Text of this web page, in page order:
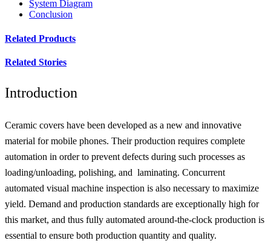
System Diagram
Conclusion
Related Products
Related Stories
Introduction
Ceramic covers have been developed as a new and innovative
material for mobile phones. Their production requires complete
automation in order to prevent defects during such processes as
loading/unloading, polishing, and laminating. Concurrent
automated visual machine inspection is also necessary to maximize
yield. Demand and production standards are exceptionally high for
this market, and thus fully automated around-the-clock production is
essential to ensure both production quantity and quality.